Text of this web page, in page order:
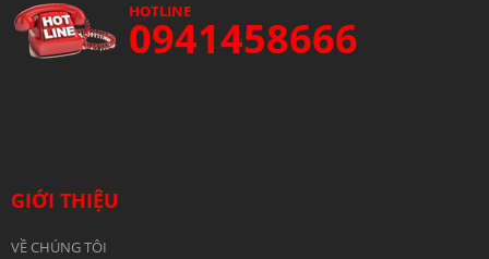
HOTLINE
0941458666
GIỚI THIỆU
VỀ CHÚNG TÔI